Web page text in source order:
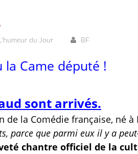
L'humeur du Jour BF
Came député !
sont arrivés.
de la Comédie française, né
parce que parmi eux il y a
chantre officiel de la